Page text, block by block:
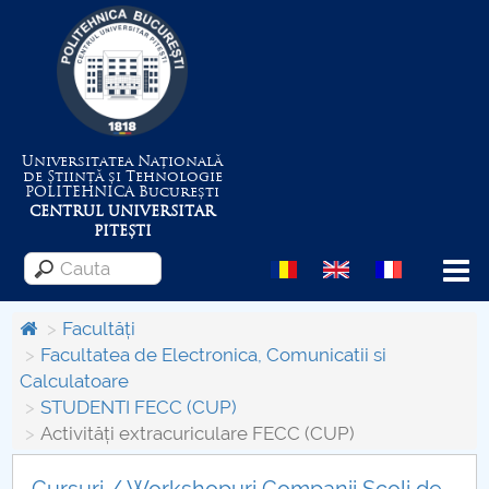
Universitatea Națională
de Știință și Tehnologie
POLITEHNICABucurești
CENTRUL UNIVERSITAR
PITEȘTI
Menu
Despre Universitate
Centrul de Management al Proiectelor
Facultăți
Facultatea de Electronica, Comunicatii si
Calculatoare
STUDENTI FECC (CUP)
Activități extracuriculare FECC (CUP)